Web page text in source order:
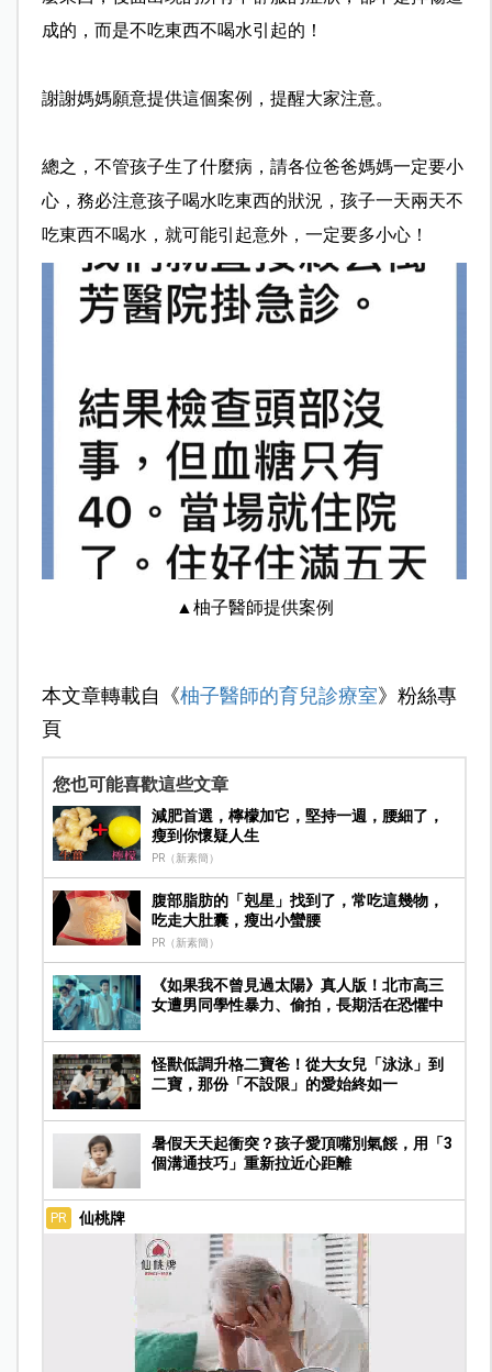
成的，而是不吃東西不喝水引起的！
謝謝媽媽願意提供這個案例，提醒大家注意。
總之，不管孩子生了什麼病，請各位爸爸媽媽一定要小
心， 務必注意孩子喝水吃東西的狀況，孩子一天兩天不
吃東西不喝水，就可能引起意外，一定要多小心！
▲柚子醫師提供案例
本文章轉載自《柚子醫師的育兒診療室》粉絲專
頁
您也可能喜歡這些文章
減肥首選，檸檬加它，堅持一週，腰細了，
瘦到你懷疑人生
PR（新素簡）
腹部脂肪的「剋星」找到了，常吃這幾物，
吃走大肚囊，瘦出小蠻腰
PR（新素簡）
《如果我不曾見過太陽》真人版！北市高三
女遭男同學性暴力、偷拍，長期活在恐懼中
怪獸低調升格二寶爸！從大女兒「泳泳」到
二寶，那份「不設限」的愛始終如一
暑假天天起衝突？孩子愛頂嘴別氣餒，用「3
個溝通技巧」重新拉近心距離
PR 仙桃牌